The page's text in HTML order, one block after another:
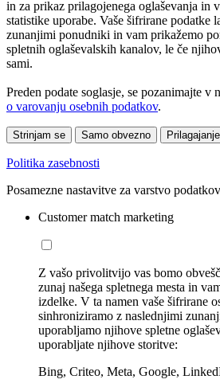
in za prikaz prilagojenega oglaševanja in
statistike uporabe. Vaše šifrirane podatke
zunanjimi ponudniki in vam prikažemo
spletnih oglaševalskih kanalov, le če
sami.
Preden podate soglasje, se pozanimajte v
o varovanju osebnih podatkov.
Strinjam se Samo obvezno
Politika zasebnosti
Posamezne nastavitve za varstvo podatkov
Customer match marketing
Z vašo privolitvijo vas bomo
zunaj našega spletnega mesta in
izdelke. V ta namen vaše šifrirane
sinhroniziramo z naslednjimi
uporabljamo njihove spletne
uporabljate njihove storitve:
Bing, Criteo, Meta, Google,